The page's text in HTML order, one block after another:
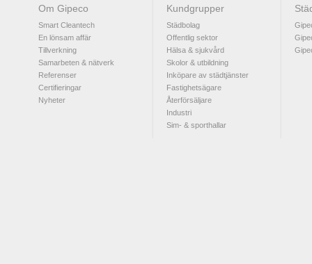
Om Gipeco
Smart Cleantech
En lönsam affär
Tillverkning
Samarbeten & nätverk
Referenser
Certifieringar
Nyheter
Kundgrupper
Städbolag
Offentlig sektor
Hälsa & sjukvård
Skolor & utbildning
Inköpare av städtjänster
Fastighetsägare
Återförsäljare
Industri
Sim- & sporthallar